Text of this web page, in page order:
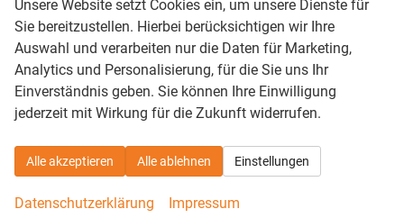
Lautstärke externes Rollgeräusch der Reifen
Tragfähigkeitsindex
Sonstiges
Anhängelast (gebremst)
Anhängelast (ungebremst)
Anzahl Sitzplätze
Anzahl Vorbesitzer
Unsere Website setzt Cookies ein, um unsere Dienste für
Sie bereitzustellen. Hierbei berücksichtigen wir Ihre
Auswahl und verarbeiten nur die Daten für Marketing,
Analytics und Personalisierung, für die Sie uns Ihr
Einverständnis geben. Sie können Ihre Einwilligung
jederzeit mit Wirkung für die Zukunft widerrufen.
Alle akzeptieren Alle ablehnen Einstellungen
Datenschutzerklärung Impressum